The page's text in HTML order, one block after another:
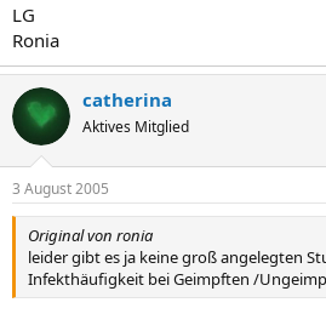
LG
Ronia
catherina
Aktives Mitglied
3 August 2005
Original von ronia
leider gibt es ja keine groß angelegten
Infekthäufigkeit bei Geimpften /